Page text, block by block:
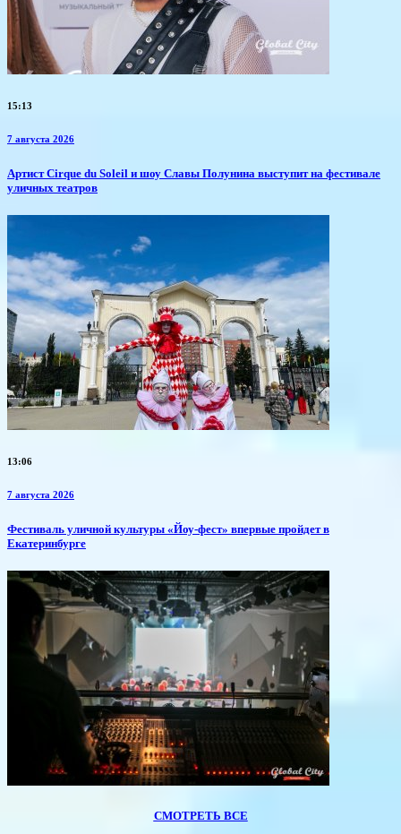
15:13
7 августа 2026
Артист Cirque du Soleil и шоу Славы Полунина выступит на фестивале
уличных театров
13:06
7 августа 2026
​Фестиваль уличной культуры «Йоу-фест» впервые пройдет в
Екатеринбурге
СМОТРЕТЬ ВСЕ